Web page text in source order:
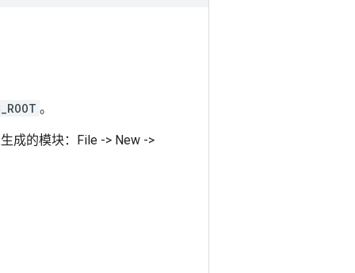
。
成的模块：File -> New ->